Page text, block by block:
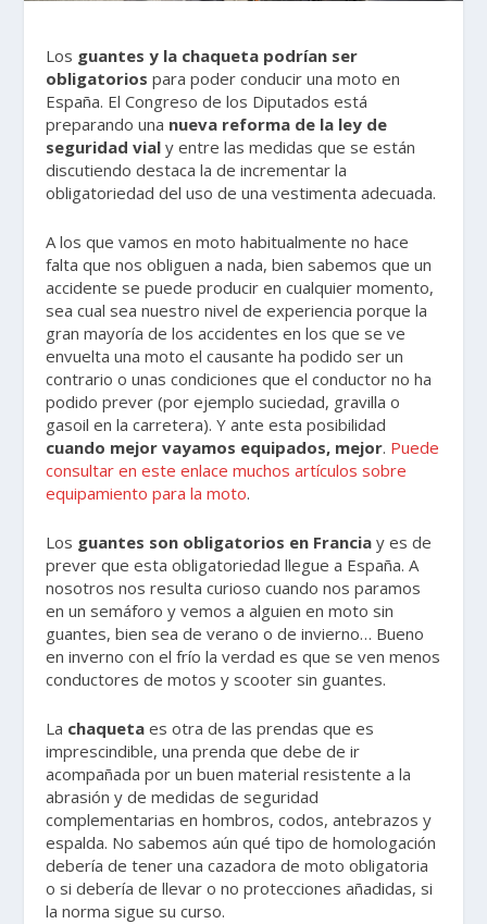
Los guantes y la chaqueta podrían ser
obligatorios para poder conducir una moto en
España. El Congreso de los Diputados está
preparando una nueva reforma de la ley de
seguridad vial y entre las medidas que se están
discutiendo destaca la de incrementar la
obligatoriedad del uso de una vestimenta adecuada.
A los que vamos en moto habitualmente no hace
falta que nos obliguen a nada, bien sabemos que un
accidente se puede producir en cualquier momento,
sea cual sea nuestro nivel de experiencia porque la
gran mayoría de los accidentes en los que se ve
envuelta una moto el causante ha podido ser un
contrario o unas condiciones que el conductor no ha
podido prever (por ejemplo suciedad, gravilla o
gasoil en la carretera). Y ante esta posibilidad
cuando mejor vayamos equipados, mejor. Puede
consultar en este enlace muchos artículos sobre
equipamiento para la moto.
Los guantes son obligatorios en Francia y es de
prever que esta obligatoriedad llegue a España. A
nosotros nos resulta curioso cuando nos paramos
en un semáforo y vemos a alguien en moto sin
guantes, bien sea de verano o de invierno… Bueno
en inverno con el frío la verdad es que se ven menos
conductores de motos y scooter sin guantes.
La chaqueta es otra de las prendas que es
imprescindible, una prenda que debe de ir
acompañada por un buen material resistente a la
abrasión y de medidas de seguridad
complementarias en hombros, codos, antebrazos y
espalda. No sabemos aún qué tipo de homologación
debería de tener una cazadora de moto obligatoria
o si debería de llevar o no protecciones añadidas, si
la norma sigue su curso.